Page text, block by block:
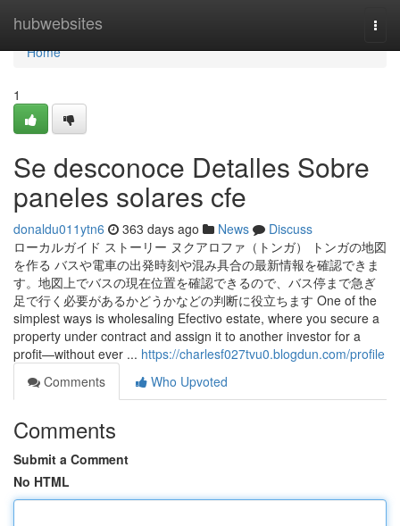
hubwebsites
Home
Home
1
Se desconoce Detalles Sobre
paneles solares cfe
donaldu011ytn6 363 days ago News
Discuss
ローカルガイド ストーリー ヌクアロファ（トンガ） トンガの地図
を作る バスや電車の出発時刻や混み具合の最新情報を確認できま
す。地図上でバスの現在位置を確認できるので、バス停まで急ぎ
足で行く必要があるかどうかなどの判断に役立ちます One of the
simplest ways is wholesaling Efectivo estate, where you secure a
property under contract and assign it to another investor for a
profit—without ever ... https://charlesf027tvu0.blogdun.com/profile
Comments
Who Upvoted
Comments
Submit a Comment
No HTML